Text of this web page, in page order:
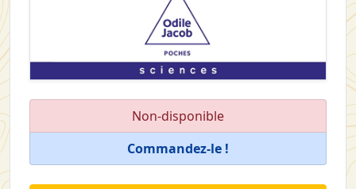
Non-disponible
Commandez-le !